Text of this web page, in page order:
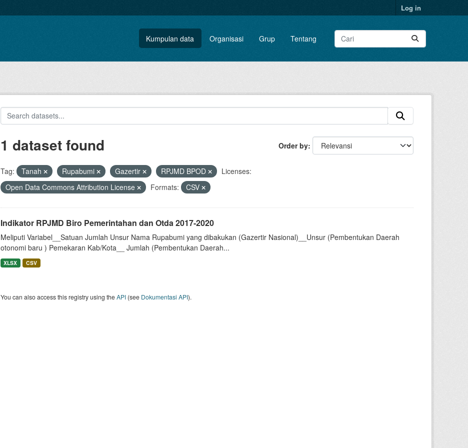
Log in
Kumpulan data Organisasi Grup Tentang
Order by
1 dataset found
Tag: Tanah Rupabumi Gazertir RPJMD BPOD
Licenses:
Open Data Commons Attribution License
Formats: CSV
Indikator RPJMD Biro Pemerintahan dan Otda 2017-2020
Meliputi Variabel__Satuan Jumlah Unsur Nama Rupabumi yang dibakukan (Gazertir Nasional)__Unsur (Pembentukan Daerah
otonomi baru ) Pemekaran Kab/Kota__ Jumlah (Pembentukan Daerah...
XLSX CSV
You can also access this registry using theAPI(see Dokumentasi API).